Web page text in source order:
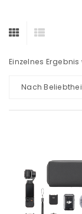
Einzelnes
Nach